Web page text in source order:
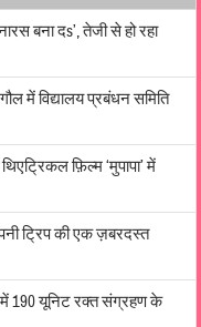
बना दs’, तेजी से हो रहा
में विद्यालय प्रबंधन समिति
फ़िल्म ‘मुपापा’ में
ट्रिप की एक ज़बरदस्त
में 190 यूनिट रक्त संग्रहण के